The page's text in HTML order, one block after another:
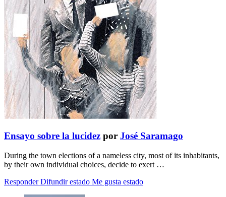
Ensayo sobre la lucidez por José Saramago
During the town elections of a nameless city, most of its inhabitants,
by their own individual choices, decide to exert …
Responder Difundir estado Me gusta estado